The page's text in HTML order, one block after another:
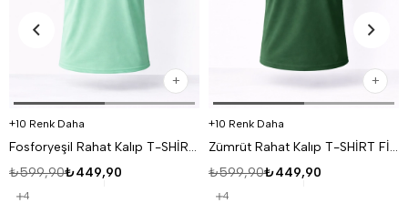
10 Renk Daha
Fosforyeşil Rahat Kalıp T-SHİRT FİYAT PERFORMANS ÜRÜNÜ
₺449,90
₺599,90
4
10 Renk Daha
Zümrüt Rahat Kalıp T-SHİRT FİYAT PERFORMANS ÜRÜNÜ
₺449,90
₺599,90
4